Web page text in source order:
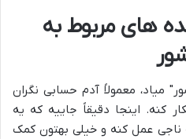
های مربوط به
میاد، معمولاً آدم حسابی نگران
کنه. اینجا دقیقاً جاییه که یه
عمل کنه و خیلی بهتون کمک